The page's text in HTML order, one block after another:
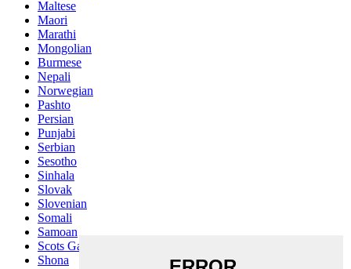
Maltese
Maori
Marathi
Mongolian
Burmese
Nepali
Norwegian
Pashto
Persian
Punjabi
Serbian
Sesotho
Sinhala
Slovak
Slovenian
Somali
Samoan
Scots Gaelic
Shona